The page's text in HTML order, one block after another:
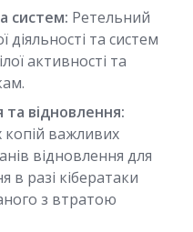
систем: Ретельний
та систем
активності та
відновлення:
важливих
відновлення для
в разі кібератаки
з втратою